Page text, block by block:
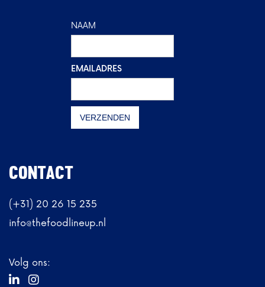
CONTACT
(+31) 20 26 15 235
info@thefoodlineup.nl
Volg ons:
 
NAAM
EMAILADRES